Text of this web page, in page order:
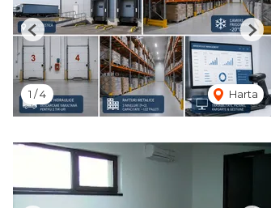
1 /4 Harta
Previous Next